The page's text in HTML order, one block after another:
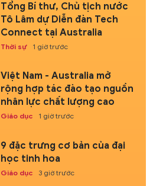
Tổng Bí thư, Chủ tịch nước
Tô Lâm dự Diễn đàn Tech
Connect tại Australia
Thời sự 1 giờ trước
Việt Nam - Australia mở
rộng hợp tác đào tạo nguồn
nhân lực chất lượng cao
Giáo dục 1 giờ trước
9 đặc trưng cơ bản của đại
học tinh hoa
Giáo dục 3 giờ trước